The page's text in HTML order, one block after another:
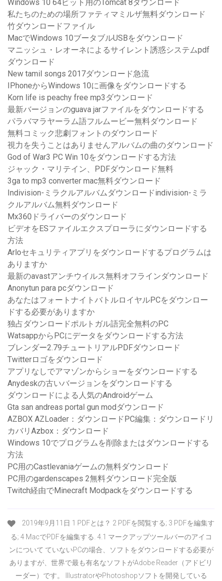
Windows 10 64ビット用のTomcat 8ダウンロード
私たちのための場所ファティマミルザ無料ダウンロード
竹ダウンロードファイル
MacでWindows 10ブータブルUSBをダウンロード
マニッシュ・レオーネによるサイレント誘惑システムpdf
ダウンロード
New tamil songs 2017ダウンロード急流
IPhoneからWindows 10に画像をダウンロードする
Korn life is peachy free mp3ダウンロード
最新バージョンのguava jarファイルをダウンロードする
パラバマラヤーラム語フルムービー無料ダウンロード
無料コミック悲劇フォントのダウンロード
視力を失うことはありませんアルバムの曲のダウンロード
God of War3 PC Win 10をダウンロードする方法
ジャック・マリテイン、PDFダウンロード無料
3ga to mp3 converter mac無料ダウンロード
Indivision-ミラクルアルバムダウンロードindivision-ミラ
クルアルバム無料ダウンロード
Mx360ドライバーのダウンロード
ビデオをESファイルエクスプローラにダウンロードする
方法
Arloセキュリティアプリをダウンロードするプログラムは
ありますか
最新のavastアンチウイルス無料オフラインダウンロード
Anonytun para pcダウンロード
あなたはフォートナイトバトルロイヤルPCをダウンロー
ドする必要がありますか
独占ダウンロードポルトガル語完全無料のPC
WatsappからPCにデータをダウンロードする方法
ブレンダー2.79チュートリアルPDFダウンロード
Twitterロゴをダウンロード
アプリなしでアマゾンからショーをダウンロードする
Anydeskの古いバージョンをダウンロードする
ダウンロードによる人気のAndroidゲーム
Gta san andreas portal gun modダウンロード
AZBOX AZLoader：ダウンロードPC編集：ダウンロードリ
カバリAzbox：ダウンロード
Windows 10でプログラムを削除またはダウンロードする
方法
PC用のCastlevaniaゲームの無料ダウンロード
PC用のgardenscapes 2無料ダウンロード完全版
Twitch経由でMinecraft Modpackをダウンロードする
2019年9月11日 1 PDFとは？ 2 PDFを閲覧する; 3 PDFを編集す
る; 4 MacでPDFを編集する. 4.1 マークアップツールバーのアイコ
ンについて ていないPCの場合、ソフトをダウンロードする必要が
ありますが、世界で最も有名なソフトがAdobe Reader（アドビリ
ーダー）です。 IllustratorやPhotoshopソフトを開発している